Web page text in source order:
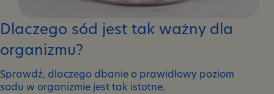
Dlaczego sód jest tak ważny dla
organizmu?
Sprawdź, dlaczego dbanie o prawidłowy poziom
sodu w organizmie jest tak istotne.